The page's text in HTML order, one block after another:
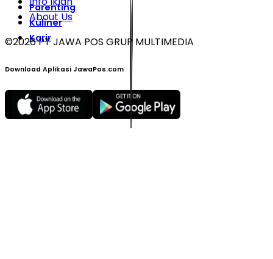
Parenting
Kuliner
Karir
About Us
©2026PT JAWA POS GRUP MULTIMEDIA
Download Aplikasi JawaPos.com